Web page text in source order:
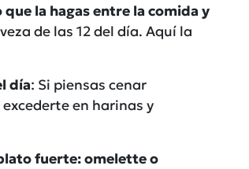
que la hagas entre la comida y
de las 12 del día. Aquí la
día: Si piensas cenar
en harinas y
fuerte: omelette o